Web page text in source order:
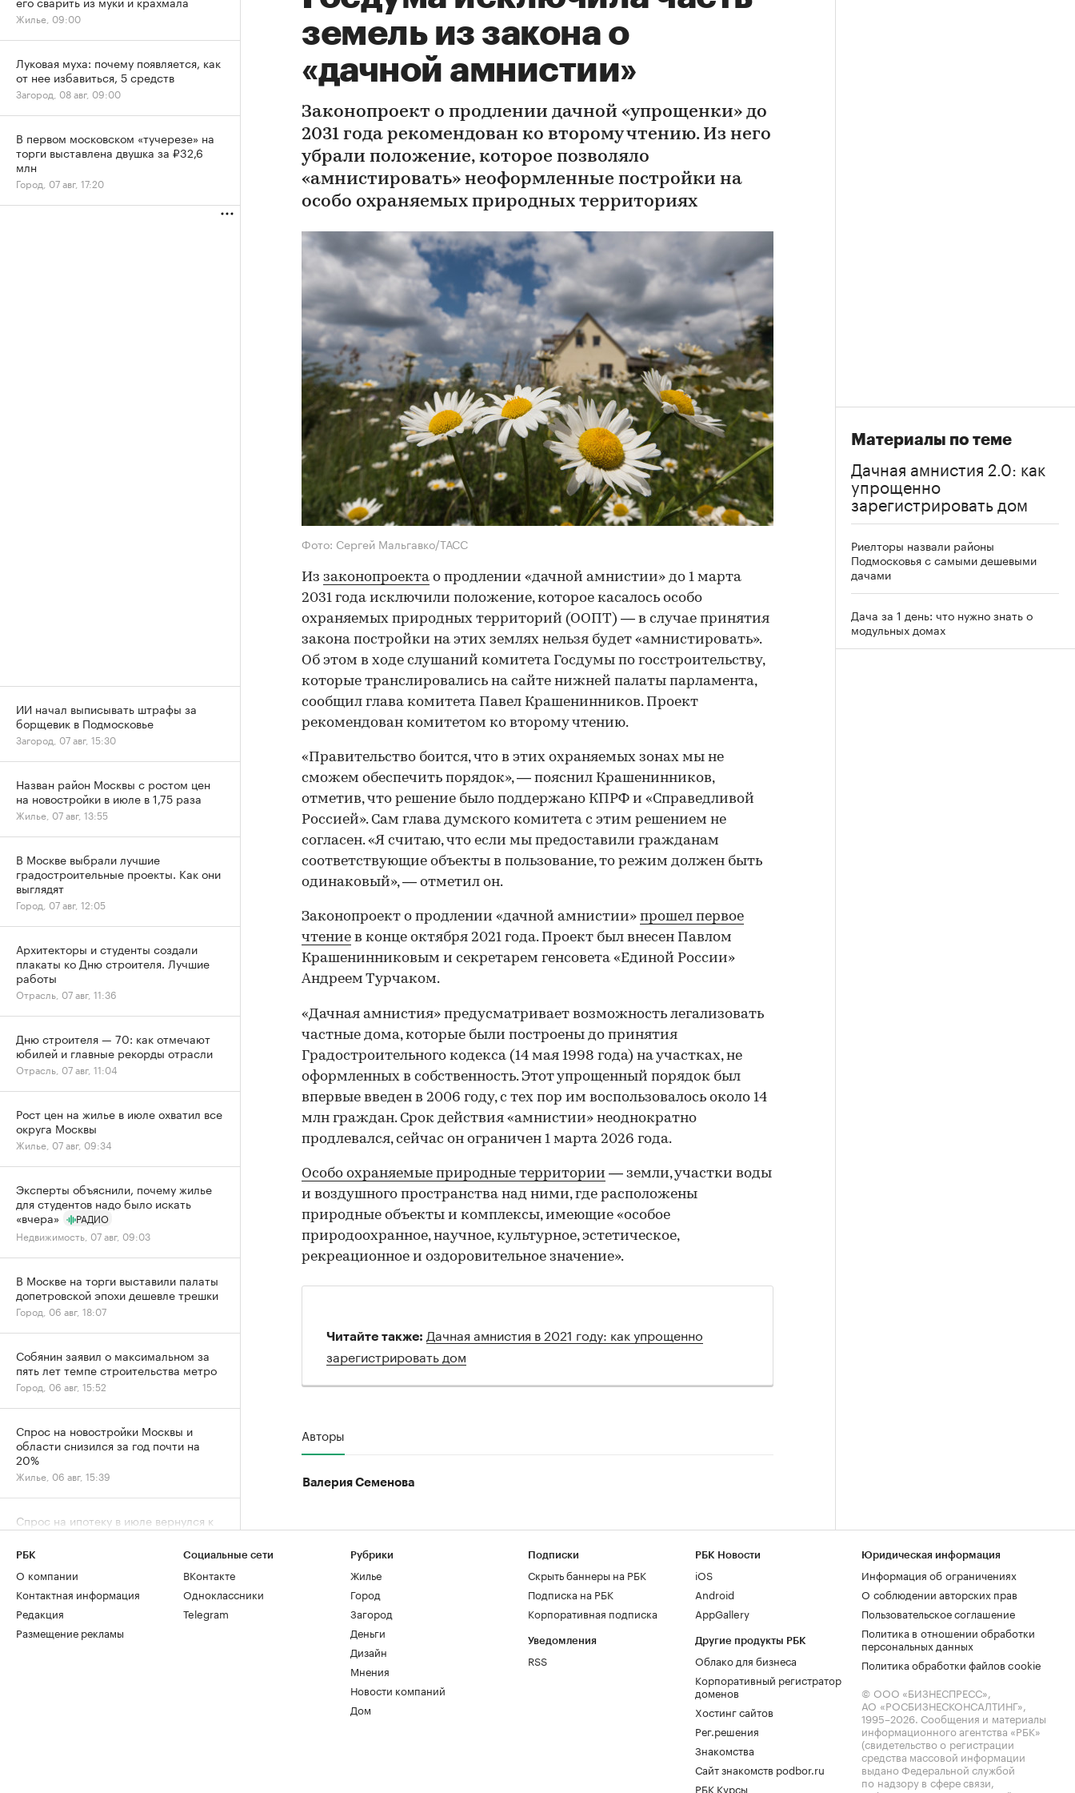
земель из закона о
«дачной амнистии»
Законопроект о продлении дачной «упрощенки» до
2031 года рекомендован ко второму чтению. Из него
убрали положение, которое позволяло
«амнистировать» неоформленные постройки на
особо охраняемых природных территориях
Фото: Сергей Мальгавко/ТАСС
Из законопроекта о продлении «дачной амнистии» до 1 марта
2031 года исключили положение, которое касалось особо
охраняемых природных территорий (ООПТ) — в случае принятия
закона постройки на этих землях нельзя будет «амнистировать».
Об этом в ходе слушаний комитета Госдумы по госстроительству,
которые транслировались на сайте нижней палаты парламента,
сообщил глава комитета Павел Крашенинников. Проект
рекомендован комитетом ко второму чтению.
«Правительство боится, что в этих охраняемых зонах мы не
сможем обеспечить порядок», — пояснил Крашенинников,
отметив, что решение было поддержано КПРФ и «Справедливой
Россией». Сам глава думского комитета с этим решением не
согласен. «Я считаю, что если мы предоставили гражданам
соответствующие объекты в пользование, то режим должен быть
одинаковый», — отметил он.
Законопроект о продлении «дачной амнистии» прошел первое
чтение в конце октября 2021 года. Проект был внесен Павлом
Крашенинниковым и секретарем генсовета «Единой России»
Андреем Турчаком.
«Дачная амнистия» предусматривает возможность легализовать
частные дома, которые были построены до принятия
Градостроительного кодекса (14 мая 1998 года) на участках, не
оформленных в собственность. Этот упрощенный порядок был
впервые введен в 2006 году, с тех пор им воспользовалось около 14
млн граждан. Срок действия «амнистии» неоднократно
продлевался, сейчас он ограничен 1 марта 2026 года.
Особо охраняемые природные территории — земли, участки воды
и воздушного пространства над ними, где расположены
природные объекты и комплексы, имеющие «особое
природоохранное, научное, культурное, эстетическое,
рекреационное и оздоровительное значение».
Читайте также: Дачная амнистия в 2021 году: как упрощенно
зарегистрировать дом
Авторы
Валерия Семенова
Материалы по теме
Дачная амнистия 2.0: как
упрощенно
зарегистрировать дом
Риелторы назвали районы
Подмосковья с самыми дешевыми
дачами
Дача за 1 день: что нужно знать о
модульных домах
Жилье, 09:00
Луковая муха: почему появляется, как
от нее избавиться, 5 средств
Загород, 08 авг, 09:00
В первом московском «тучерезе» на
торги выставлена двушка за ₽32,6
млн
Город, 07 авг, 17:20
ИИ начал выписывать штрафы за
борщевик в Подмосковье
Загород, 07 авг, 15:30
Назван район Москвы с ростом цен
на новостройки в июле в 1,75 раза
Жилье, 07 авг, 13:55
В Москве выбрали лучшие
градостроительные проекты. Как они
выглядят
Город, 07 авг, 12:05
Архитекторы и студенты создали
плакаты ко Дню строителя. Лучшие
работы
Отрасль, 07 авг, 11:36
Дню строителя — 70: как отмечают
юбилей и главные рекорды отрасли
Отрасль, 07 авг, 11:04
Рост цен на жилье в июле охватил все
округа Москвы
Жилье, 07 авг, 09:34
Эксперты объяснили, почему жилье
для студентов надо было искать
«вчера»
РАДИО
Недвижимость, 07 авг, 09:03
В Москве на торги выставили палаты
допетровской эпохи дешевле трешки
Город, 06 авг, 18:07
Собянин заявил о максимальном за
пять лет темпе строительства метро
Город, 06 авг, 15:52
Спрос на новостройки Москвы и
области снизился за год почти на
20%
Жилье, 06 авг, 15:39
Спрос на ипотеку в июле вернулся к
естественному уровню после
ажиотажа
РБК
О компании
Контактная информация
Редакция
Размещение рекламы
Социальные сети
ВКонтакте
Одноклассники
Telegram
Рубрики
Жилье
Город
Загород
Деньги
Дизайн
Мнения
Новости компаний
Дом
Подписки
Скрыть баннеры на РБК
Подписка на РБК
Корпоративная подписка
Уведомления
RSS
РБК Новости
iOS
Android
AppGallery
Другие продукты РБК
Облако для бизнеса
Корпоративный регистратор
доменов
Хостинг сайтов
Рег.решения
Знакомства
Сайт знакомств podbor.ru
РБК Курсы
Юридическая информация
Информация об ограничениях
О соблюдении авторских прав
Пользовательское соглашение
Политика в отношении обработки
персональных данных
Политика обработки файлов cookie
© ООО «БИЗНЕСПРЕСС»,
АО «РОСБИЗНЕСКОНСАЛТИНГ»,
1995–2026. Сообщения и материалы
информационного агентства «РБК»
(свидетельство о регистрации
средства массовой информации
выдано Федеральной службой
по надзору в сфере связи,